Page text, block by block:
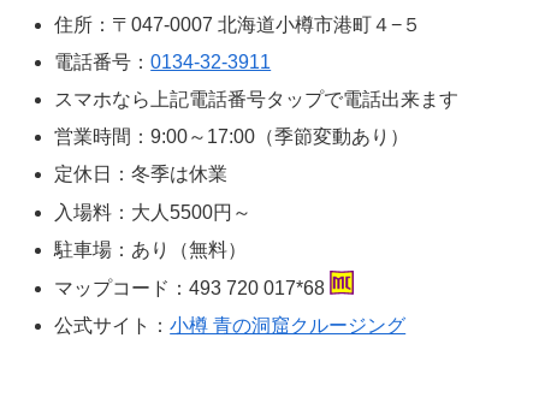
住所：〒047-0007 北海道小樽市港町４−５
電話番号：0134-32-3911
スマホなら上記電話番号タップで電話出来ます
営業時間：9:00～17:00（季節変動あり）
定休日：冬季は休業
入場料：大人5500円～
駐車場：あり（無料）
マップコード：493 720 017*68
公式サイト：小樽 青の洞窟クルージング